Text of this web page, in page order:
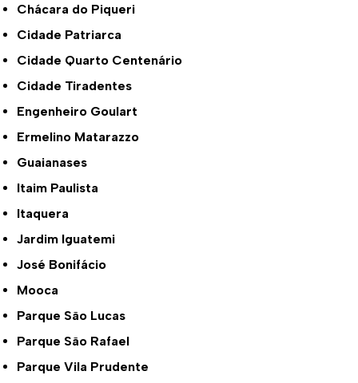
Chácara do Piqueri
Cidade Patriarca
Cidade Quarto Centenário
Cidade Tiradentes
Engenheiro Goulart
Ermelino Matarazzo
Guaianases
Itaim Paulista
Itaquera
Jardim Iguatemi
José Bonifácio
Mooca
Parque São Lucas
Parque São Rafael
Parque Vila Prudente